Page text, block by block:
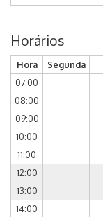
Horários
Hora Segunda
07:00
08:00
09:00
10:00
11:00
12:00
13:00
14:00